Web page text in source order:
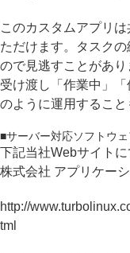
このカスタムアプリ
ただけます。タスク
ので見逃すことがあ
受け渡し「作業中」
のように運用すること
■サーバー対応ソフトウ
下記当社Webサイト
株式会社 アプリケー
http://
tml